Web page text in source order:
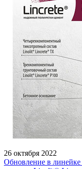
26 октября 2022
Обновление в